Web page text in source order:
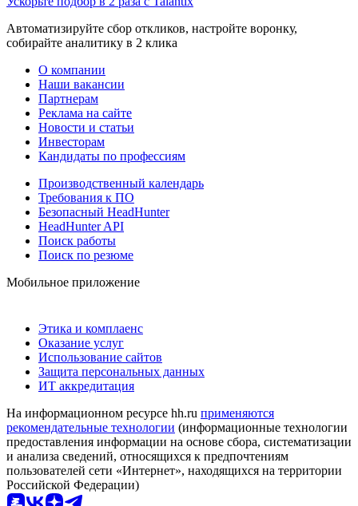
Автоматизируйте сбор откликов, настройте воронку,
собирайте аналитику в 2 клика
О компании
Наши вакансии
Партнерам
Реклама на сайте
Новости и статьи
Инвесторам
Кандидаты по профессиям
Производственный календарь
Требования к ПО
Безопасный HeadHunter
HeadHunter API
Поиск работы
Поиск по резюме
Мобильное приложение
Этика и комплаенс
Оказание услуг
Использование сайтов
Защита персональных данных
ИТ аккредитация
На информационном ресурсе hh.ru применяются
рекомендательные технологии (информационные технологии
предоставления информации на основе сбора, систематизации
и анализа сведений, относящихся к предпочтениям
пользователей сети «Интернет», находящихся на территории
Российской Федерации)